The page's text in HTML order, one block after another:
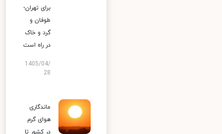
برای تهران؛
طوفان و
گرد و خاک
در راه است
1405/04/
28
ماندگاری
هوای گرم
در کشور تا